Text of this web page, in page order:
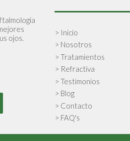
ojos.
> Inicio
> Nosotros
> Tratamientos
> Refractiva
> Testimonios
> Blog
> Contacto
> FAQ's